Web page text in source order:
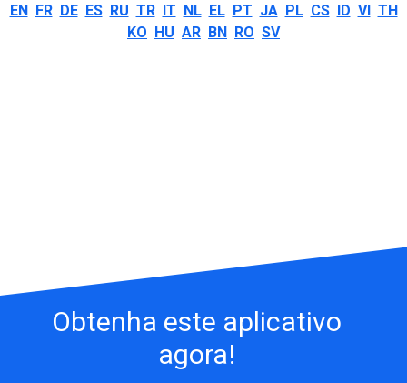
EN FR DE ES RU TR IT NL EL PT JA PL CS ID VI TH
KO HU AR BN RO SV
Obtenha este aplicativo
agora!